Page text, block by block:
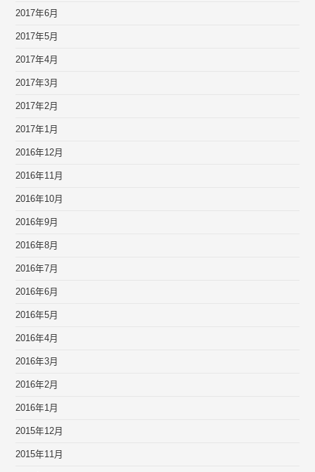
2017年6月
2017年5月
2017年4月
2017年3月
2017年2月
2017年1月
2016年12月
2016年11月
2016年10月
2016年9月
2016年8月
2016年7月
2016年6月
2016年5月
2016年4月
2016年3月
2016年2月
2016年1月
2015年12月
2015年11月